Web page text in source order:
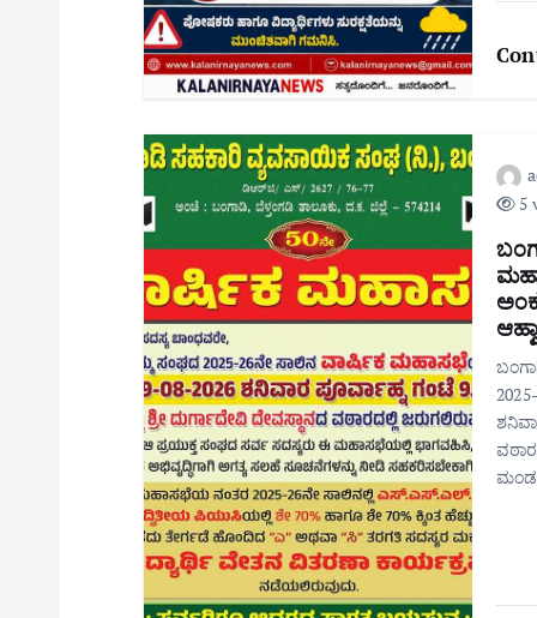
5